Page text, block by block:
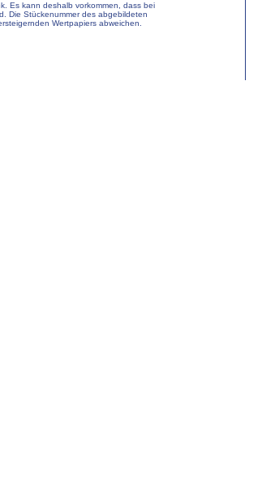
Es kann deshalb vorkommen, dass bei
Die Stückenummer des abgebildeten
Wertpapiers abweichen.